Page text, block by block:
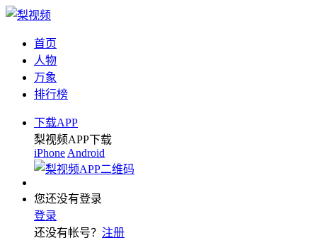
首页
人物
万象
排行榜
下载APP
梨视频APP下载
iPhone Android
您还没有登录
登录
还没有帐号？ 注册